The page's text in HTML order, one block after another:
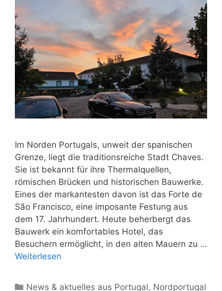
Im Norden Portugals, unweit der spanischen
Grenze, liegt die traditionsreiche Stadt Chaves.
Sie ist bekannt für ihre Thermalquellen,
römischen Brücken und historischen Bauwerke.
Eines der markantesten davon ist das Forte de
São Francisco, eine imposante Festung aus
dem 17. Jahrhundert. Heute beherbergt das
Bauwerk ein komfortables Hotel, das
Besuchern ermöglicht, in den alten Mauern zu …
Weiterlesen
Kategorien
News & aktuelles aus Portugal, Nordportugal